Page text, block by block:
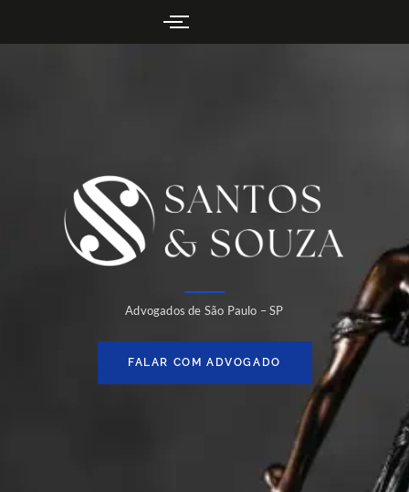
Advogados de São Paulo – SP
FALAR COM ADVOGADO